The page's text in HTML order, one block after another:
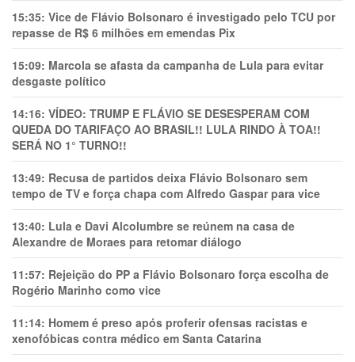
15:35: Vice de Flávio Bolsonaro é investigado pelo TCU por
repasse de R$ 6 milhões em emendas Pix
15:09: Marcola se afasta da campanha de Lula para evitar
desgaste político
14:16: VÍDEO: TRUMP E FLÁVIO SE DESESPERAM COM
QUEDA DO TARIFAÇO AO BRASIL!! LULA RINDO À TOA!!
SERÁ NO 1° TURNO!!
13:49: Recusa de partidos deixa Flávio Bolsonaro sem
tempo de TV e força chapa com Alfredo Gaspar para vice
13:40: Lula e Davi Alcolumbre se reúnem na casa de
Alexandre de Moraes para retomar diálogo
11:57: Rejeição do PP a Flávio Bolsonaro força escolha de
Rogério Marinho como vice
11:14: Homem é preso após proferir ofensas racistas e
xenofóbicas contra médico em Santa Catarina